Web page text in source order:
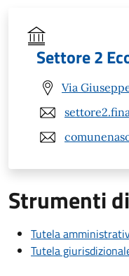
Settore 2
Via
Strumenti
Tutela
Tutela